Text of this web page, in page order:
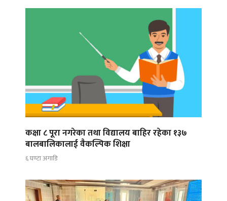
कक्षा ८ पूरा नगरेका तथा विद्यालय बाहिर रहेका १३७
बालबालिकालाई वैकल्पिक शिक्षा
६ घण्टा अगाडि